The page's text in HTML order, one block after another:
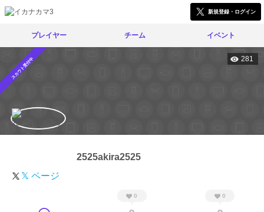
新規登録・ログイン
プレイヤー チーム イベント
スカウト受付中 281
2525akira2525
𝕏 ページ
0 0